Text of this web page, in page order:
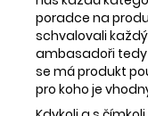
poradce na
schvalovali
ambasadoři tedy
se má produkt
pro koho je